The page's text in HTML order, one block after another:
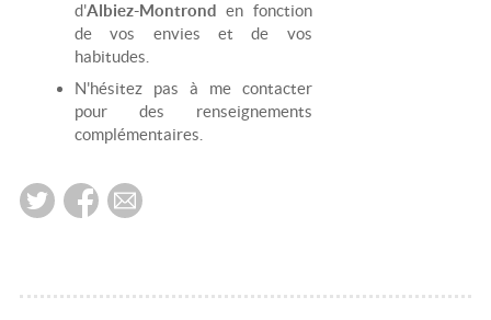
d'Albiez-Montrond en fonction
de vos envies et de vos
habitudes.
N'hésitez pas à me contacter
pour des renseignements
complémentaires.